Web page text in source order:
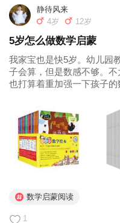
静待风来
4岁
12岁
5岁怎么做数学启蒙
我家宝也是快5岁。幼儿园
子会算，但是数感不够。
也打算着重加强一下孩子
子一个个玩起来。另外我
主要是简单有趣的小...
数学启蒙阅读
1